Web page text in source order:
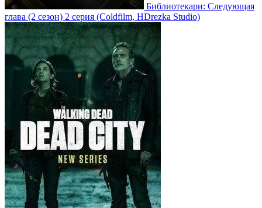
Библиотекари: Следующая
глава (2 сезон) 2 серия (Coldfilm, HDrezka Studio)